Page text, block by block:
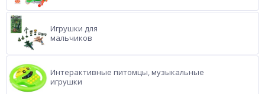
Игрушки для
мальчиков
Интерактивные питомцы, музыкальные
игрушки